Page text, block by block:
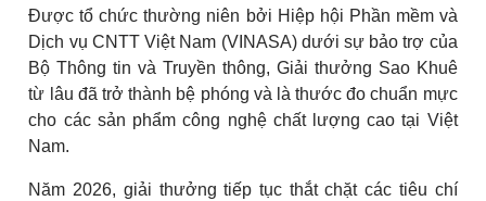
Được tổ chức thường niên bởi Hiệp hội Phần mềm và
Dịch vụ CNTT Việt Nam (VINASA) dưới sự bảo trợ của
Bộ Thông tin và Truyền thông, Giải thưởng Sao Khuê
từ lâu đã trở thành bệ phóng và là thước đo chuẩn mực
cho các sản phẩm công nghệ chất lượng cao tại Việt
Nam.
Năm 2026, giải thưởng tiếp tục thắt chặt các tiêu chí